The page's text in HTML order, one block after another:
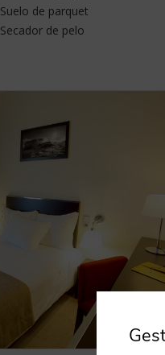
Suelo de parquet
Secador de pelo